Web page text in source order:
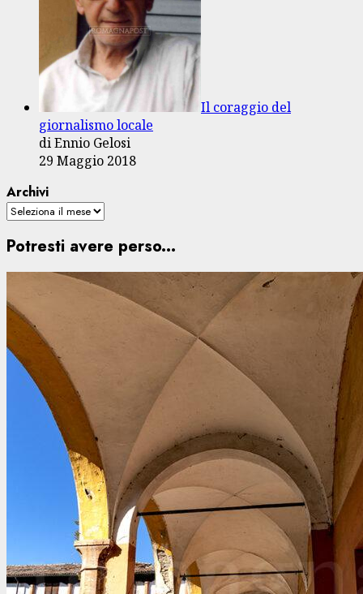
Il coraggio del
giornalismo locale
di Ennio Gelosi
29 Maggio 2018
Archivi
Potresti avere perso...